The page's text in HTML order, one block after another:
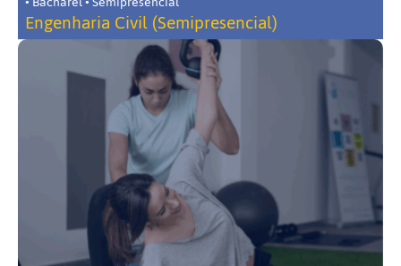
Engenharia Civil (Semipresencial)